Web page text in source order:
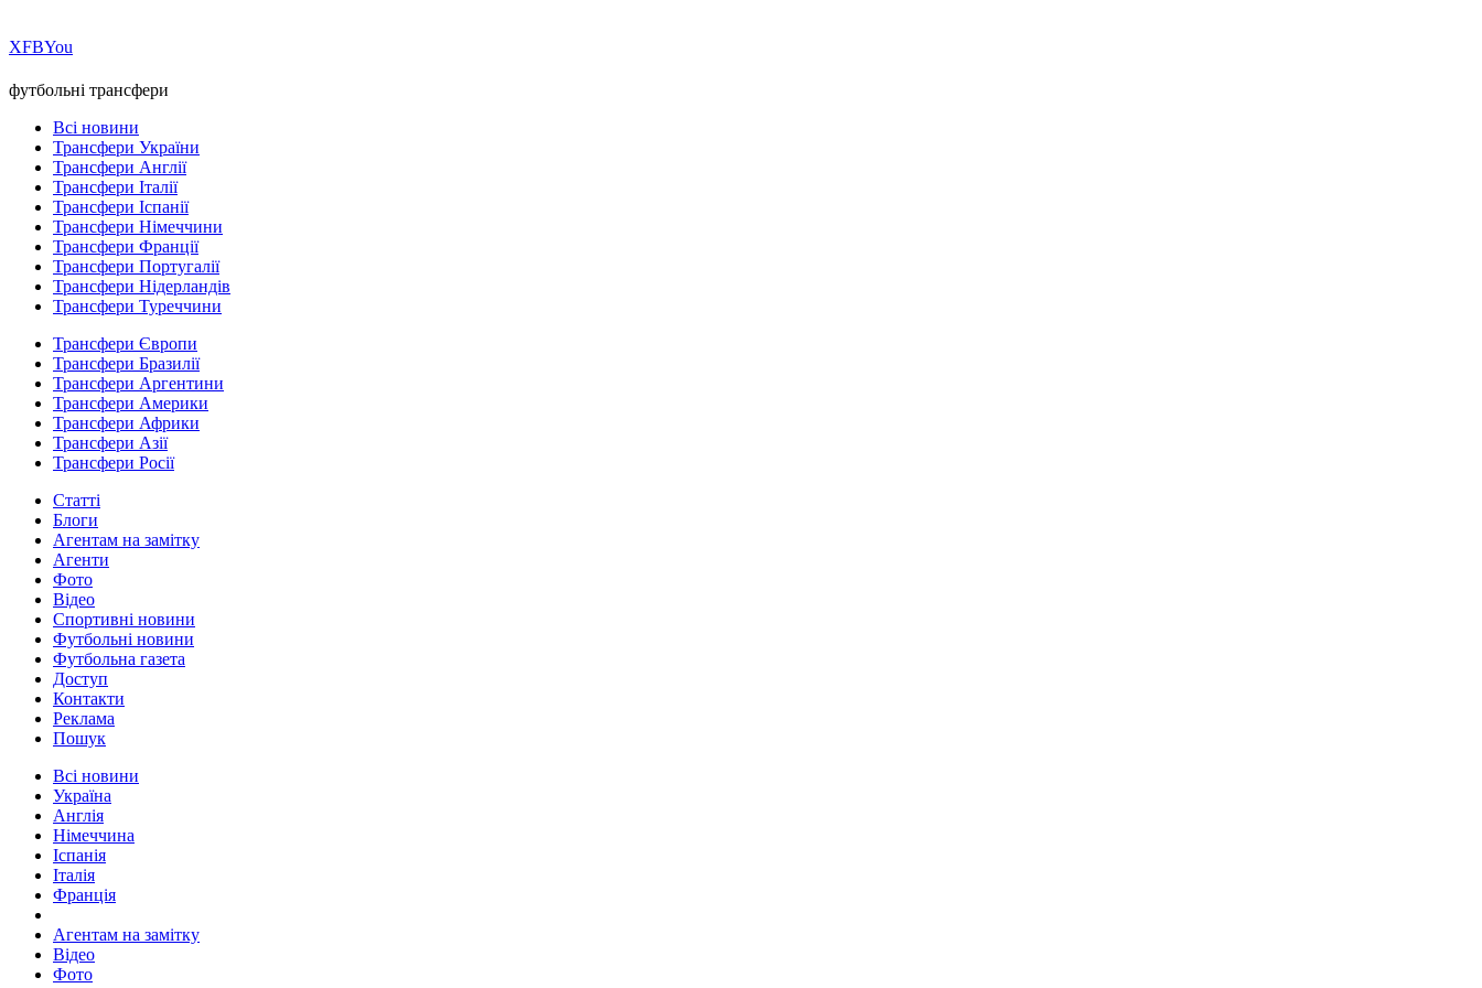
ХFBYou
футбольні трансфери
Всі новини
Трансфери України
Трансфери Англії
Трансфери Італії
Трансфери Іспанії
Трансфери Німеччини
Трансфери Франції
Трансфери Португалії
Трансфери Нідерландів
Трансфери Туреччини
Трансфери Європи
Трансфери Бразилії
Трансфери Аргентини
Трансфери Америки
Трансфери Африки
Трансфери Азії
Трансфери Росії
Статті
Блоги
Агентам на замітку
Агенти
Фото
Відео
Спортивні новини
Футбольні новини
Футбольна газета
Доступ
Контакти
Реклама
Пошук
Всі новини
Україна
Англія
Німеччина
Іспанія
Італія
Франція
Агентам на замітку
Відео
Фото